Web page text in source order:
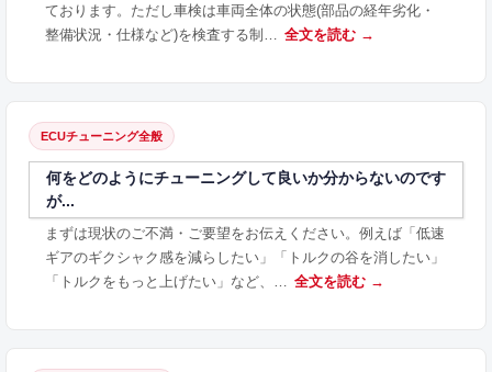
ております。ただし車検は車両全体の状態(部品の経年劣化・
整備状況・仕様など)を検査する制…
全文を読む →
ECUチューニング全般
何をどのようにチューニングして良いか分からないのです
が...
まずは現状のご不満・ご要望をお伝えください。例えば「低速
ギアのギクシャク感を減らしたい」「トルクの谷を消したい」
「トルクをもっと上げたい」など、…
全文を読む →